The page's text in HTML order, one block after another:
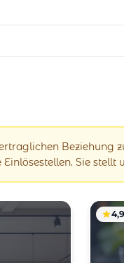
Sie